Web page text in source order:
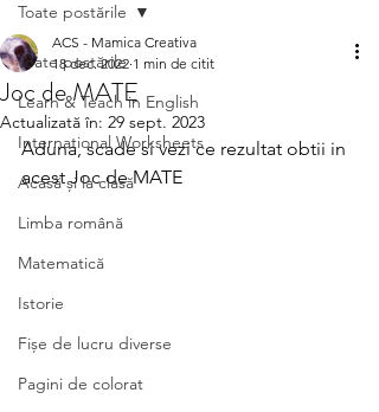
Toate postările
Learn & Teach in English
International Worksheets
Acasă și la clasă
Limba română
Matematică
Istorie
Fișe de lucru diverse
Pagini de colorat
Toate postările
Joc de MATE
ACS - Mamica Creativa
18 dec. 2022 1 min de citit
Actualizată în: 29 sept. 2023
Aduna, scade si vezi ce rezultat obtii in
acest Joc de MATE